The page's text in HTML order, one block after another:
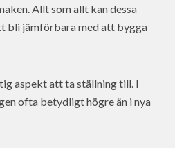
Allt som allt kan dessa
bli jämförbara med att bygga
aspekt att ta ställning till. I
ofta betydligt högre än i nya